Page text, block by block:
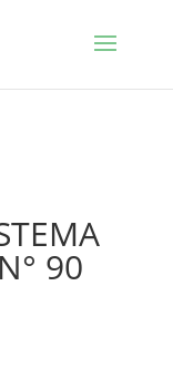
90